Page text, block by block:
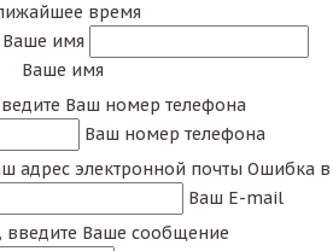
время
Ваше имя
Ваше имя
Ваш номер телефона
Ваш номер телефона
адрес электронной почты Ошибка в
Ваш E-mail
введите Ваше сообщение